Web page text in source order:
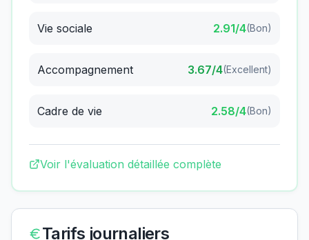
Vie sociale 2.91/4(Bon)
Accompagnement 3.67/4(Excellent)
Cadre de vie 2.58/4(Bon)
Voir l'évaluation détaillée complète
Tarifs journaliers